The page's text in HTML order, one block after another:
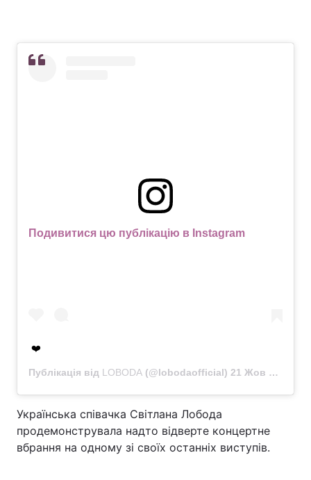
Подивитися цю публікацію в Instagram
❤️
Публікація від LOBODA (@lobodaofficial) 21 Жов 2019 в 2:05 PDT
Українська співачка Світлана Лобода
продемонструвала надто відверте концертне
вбрання на одному зі своїх останніх виступів.